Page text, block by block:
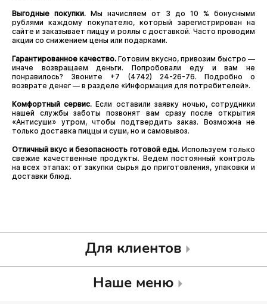
Выгодные покупки. Мы начисляем от 3 до 10 % бонусными
рублями каждому покупателю, который зарегистрирован на
сайте и заказывает пиццу и роллы с доставкой. Часто проводим
акции со снижением цены или подарками.
Гарантированное качество. Готовим вкусно, привозим быстро —
иначе возвращаем деньги. Попробовали еду и вам не
понравилось? Звоните +7 (4742) 24-26-76. Подробно о
возврате денег — в разделе «Информация для потребителей».
Комфортный сервис. Если оставили заявку ночью, сотрудники
нашей службы заботы позвонят вам сразу после открытия
«Антисуши» утром, чтобы подтвердить заказ. Возможна не
только доставка пиццы и суши, но и самовывоз.
Отличный вкус и безопасность готовой еды. Используем только
свежие качественные продукты. Ведем постоянный контроль
на всех этапах: от закупки сырья до приготовления, упаковки и
доставки блюд.
Для клиентов
Наше меню